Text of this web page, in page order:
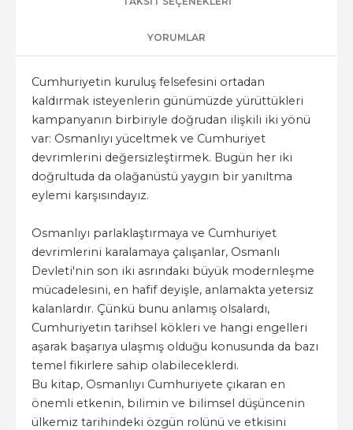
YORUMLAR
Cumhuriyetin kuruluş felsefesini ortadan
kaldırmak isteyenlerin günümüzde yürüttükleri
kampanyanın birbiriyle doğrudan ilişkili iki yönü
var: Osmanlıyı yüceltmek ve Cumhuriyet
devrimlerini değersizleştirmek. Bugün her iki
doğrultuda da olağanüstü yaygın bir yanıltma
eylemi karşısındayız.
Osmanlıyı parlaklaştırmaya ve Cumhuriyet
devrimlerini karalamaya çalışanlar, Osmanlı
Devleti'nin son iki asrındaki büyük modernleşme
mücadelesini, en hafif deyişle, anlamakta yetersiz
kalanlardır. Çünkü bunu anlamış olsalardı,
Cumhuriyetin tarihsel kökleri ve hangi engelleri
aşarak başarıya ulaşmış olduğu konusunda da bazı
temel fikirlere sahip olabileceklerdi.
Bu kitap, Osmanlıyı Cumhuriyete çıkaran en
önemli etkenin, bilimin ve bilimsel düşüncenin
ülkemiz tarihindeki özgün rolünü ve etkisini